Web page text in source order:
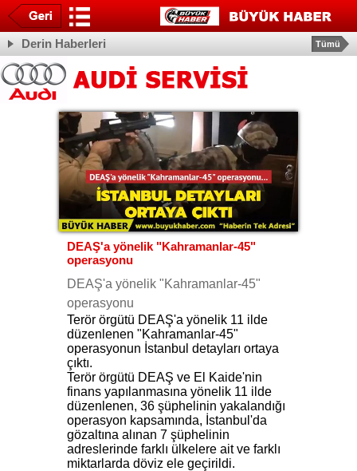
Derin Haberleri Tümü
DEAŞ'a yönelik "Kahramanlar-45"
operasyonu
DEAŞ'a yönelik "Kahramanlar-45"
operasyonu
Terör örgütü DEAŞ'a yönelik 11 ilde
düzenlenen "Kahramanlar-45"
operasyonun İstanbul detayları ortaya
çıktı.
Terör örgütü DEAŞ ve El Kaide'nin
finans yapılanmasına yönelik 11 ilde
düzenlenen, 36 şüphelinin yakalandığı
operasyon kapsamında, İstanbul'da
gözaltına alınan 7 şüphelinin
adreslerinde farklı ülkelere ait ve farklı
miktarlarda döviz ele geçirildi.